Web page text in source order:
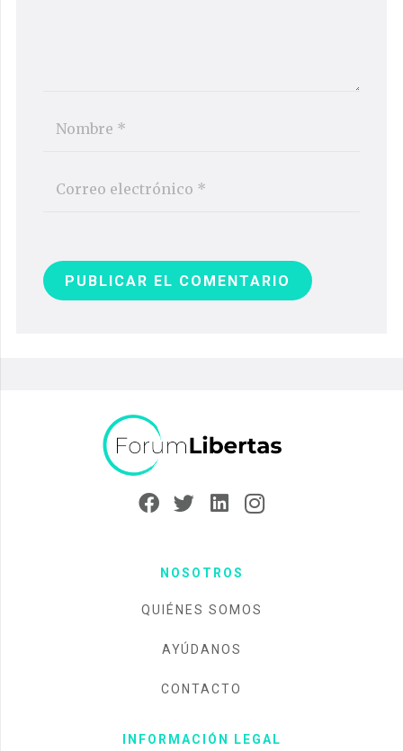
PUBLICAR EL COMENTARIO
NOSOTROS
QUIÉNES SOMOS
AYÚDANOS
CONTACTO
INFORMACIÓN LEGAL